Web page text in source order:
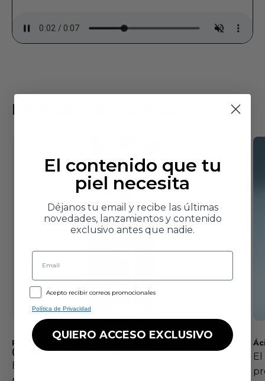
Ingredientes activos
Péptidos de membrana de cáscara de huevo
(colágenoI, V, X + elastina, AH, GAGs)
El colágeno de membrana de huevo obtenido
El contenido que tu
piel necesita
Déjanos tu email y recibe las últimas
novedades, lanzamientos y contenido
exclusivo antes que nadie.
Email
GDPRAcepto recibir correos promocionales
Política de Privacidad
QUIERO ACCESO EXCLUSIVO